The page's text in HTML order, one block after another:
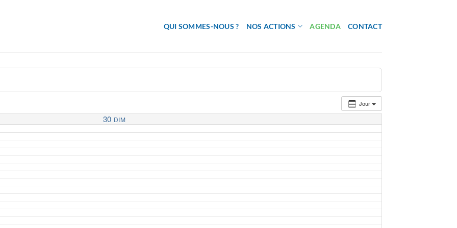
QUI SOMMES-NOUS ? NOS ACTIONS AGENDA CONTACT
Jour
30 DIM